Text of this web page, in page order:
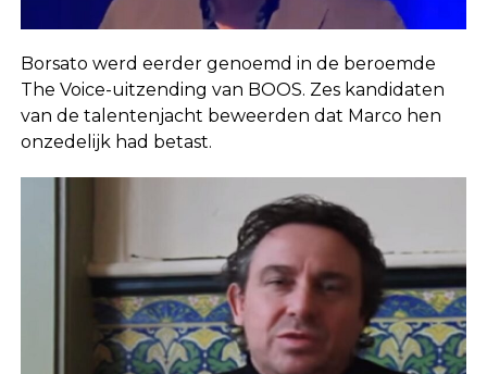
Borsato werd eerder genoemd in de beroemde
The Voice-uitzending van BOOS. Zes kandidaten
van de talentenjacht beweerden dat Marco hen
onzedelijk had betast.